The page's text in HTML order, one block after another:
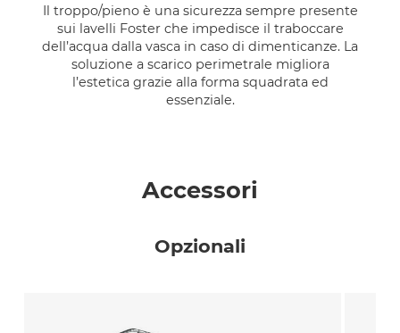
Il troppo/pieno è una sicurezza sempre presente
sui lavelli Foster che impedisce il traboccare
dell’acqua dalla vasca in caso di dimenticanze. La
soluzione a scarico perimetrale migliora
l’estetica grazie alla forma squadrata ed
essenziale.
Accessori
Opzionali